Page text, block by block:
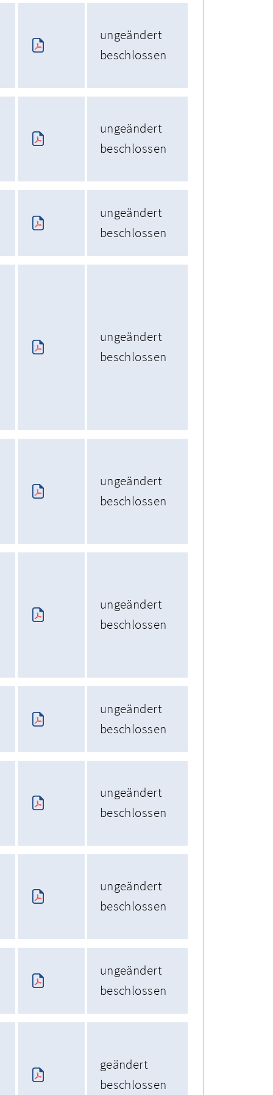
ungeändert
beschlossen
ungeändert
beschlossen
ungeändert
beschlossen
ungeändert
beschlossen
ungeändert
beschlossen
ungeändert
beschlossen
ungeändert
beschlossen
ungeändert
beschlossen
ungeändert
beschlossen
ungeändert
beschlossen
geändert
beschlossen